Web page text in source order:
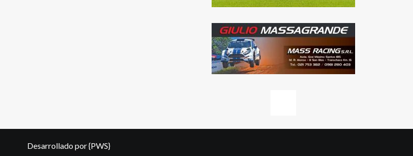
Desarrollado por{PWS}